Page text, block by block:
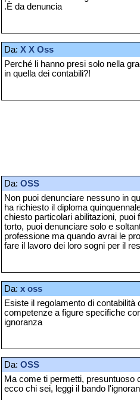
.È da denuncia
Da: X X Oss
Perché li hanno presi solo nella
in quella dei contabili?!
Da: OSS
Non puoi denunciare nessuno in
ha richiesto il diploma
chiesto particolari abilitazioni, puoi
torto, puoi denunciare solo e
professione ma quando avrai le
fare il lavoro dei loro sogni per il
Da: x oss
Esiste il regolamento di
competenze a figure specifiche
ignoranza
Da: OSS
Ma come ti permetti, presuntuoso
ecco chi sei, leggi il bando